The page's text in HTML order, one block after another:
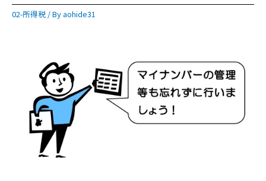
02-所得税 / By aohide31